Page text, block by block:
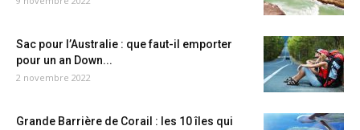
Sac pour l’Australie : que faut-il emporter
pour un an Down...
2 novembre 2022
Grande Barrière de Corail : les 10 îles qui